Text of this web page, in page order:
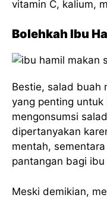
vitamin C, kalium,
Bolehkah Ibu
Bestie, salad buah
yang penting untuk
mengonsumsi
dipertanyakan
mentah,
pantangan bagi ibu
Meski demikian,